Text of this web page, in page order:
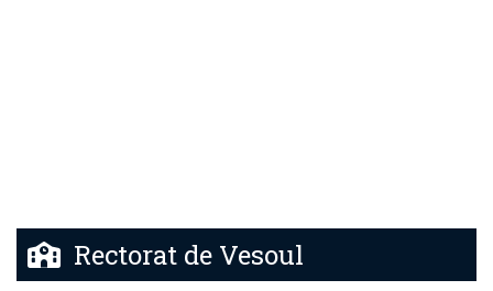
Rectorat de Vesoul